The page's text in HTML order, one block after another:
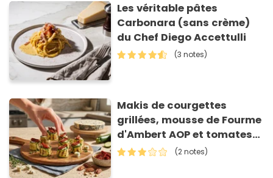
Les véritable pâtes
Carbonara (sans crème)
du Chef Diego Accettulli
(3 notes)
Makis de courgettes
grillées, mousse de Fourme
d'Ambert AOP et tomates
séchées
(2 notes)